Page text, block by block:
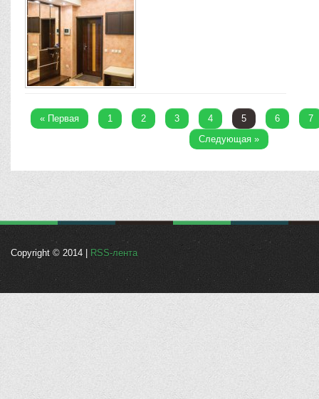
« Первая 1 2 3 4 5 6
7
Следующая »
Copyright © 2014 | RSS-лента